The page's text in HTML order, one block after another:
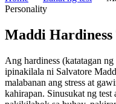
Personality
Maddi Hardiness
Ang hardiness (katatagan
ipinakilala ni Salvatore
malabanan ang stress at
kahirapan. Sinusukat ng